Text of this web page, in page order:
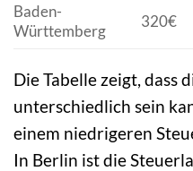
Baden-
Württemberg
320€
Die Tabelle zeigt, dass
unterschiedlich sein
einem niedrigeren
In Berlin ist die